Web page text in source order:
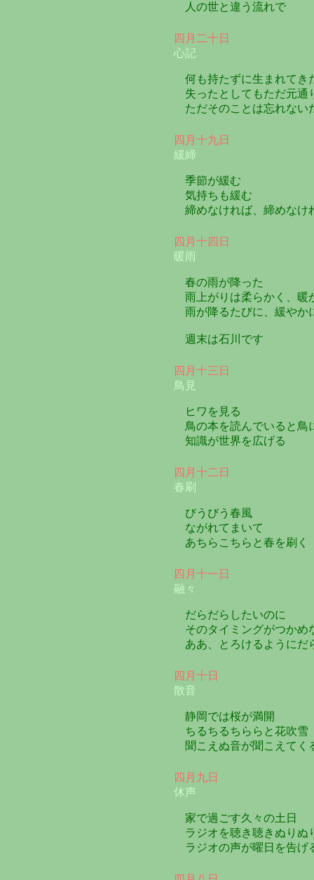
人の世と違う流れで
四月二十日
心記
何も持たずに生まれてき
失ったとしてもただ元通
ただそのことは忘れない
四月十九日
緩締
季節が緩む
気持ちも緩む
締めなければ、締めなけ
四月十四日
暖雨
春の雨が降った
雨上がりは柔らかく、暖
雨が降るたびに、緩やか
週末は石川です
四月十三日
鳥見
ヒワを見る
鳥の本を読んでいると鳥
知識が世界を広げる
四月十二日
春刷
びうびう春風
ながれてまいて
あちらこちらと春を刷く
四月十一日
融々
だらだらしたいのに
そのタイミングがつかめ
ああ、とろけるようにだ
四月十日
散音
静岡では桜が満開
ちるちるちららと花吹雪
聞こえぬ音が聞こえてく
四月九日
休声
家で過ごす久々の土日
ラジオを聴き聴きぬりぬ
ラジオの声が曜日を告げ